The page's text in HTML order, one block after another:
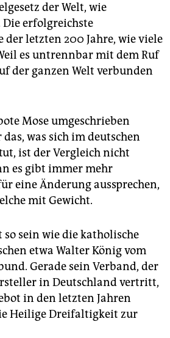
der Welt, wie
erfolgreichste
letzten 200 Jahre, wie viele
es untrennbar mit dem Ruf
der ganzen Welt verbunden
Mose umgeschrieben
was sich im deutschen
ist der Vergleich nicht
es gibt immer mehr
eine Änderung aussprechen,
mit Gewicht.
so sein wie die katholische
etwa Walter König vom
Gerade sein Verband, der
in Deutschland vertritt,
in den letzten Jahren
Heilige Dreifaltigkeit zur